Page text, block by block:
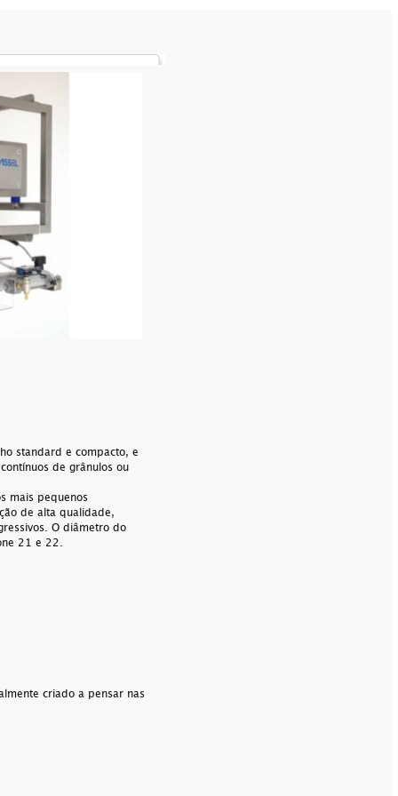
standard e compacto, e
de grânulos ou
mais pequenos
de alta qualidade,
O diâmetro do
21 e 22.
criado a pensar nas